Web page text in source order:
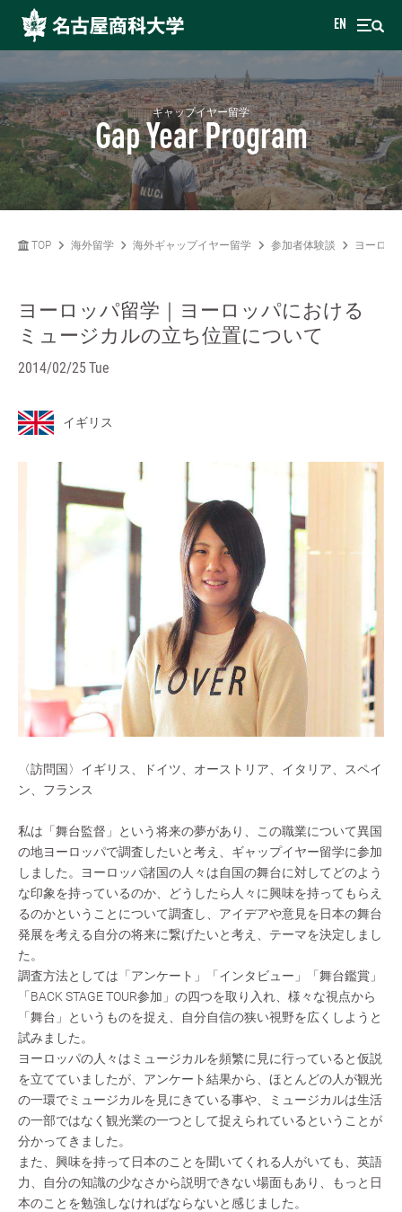
EN
ギャップイヤー留学
Gap Year Program
TOP 海外留学 海外ギャップイヤー留学 参加者体験談 ヨーロッ
ヨーロッパ留学｜ヨーロッパにおける
ミュージカルの立ち位置について
2014/02/25 Tue
イギリス
〈訪問国〉イギリス、ドイツ、オーストリア、イタリア、スペイ
ン、フランス
私は「舞台監督」という将来の夢があり、この職業について異国
の地ヨーロッパで調査したいと考え、ギャップイヤー留学に参加
しました。ヨーロッパ諸国の人々は自国の舞台に対してどのよう
な印象を持っているのか、どうしたら人々に興味を持ってもらえ
るのかということについて調査し、アイデアや意見を日本の舞台
発展を考える自分の将来に繋げたいと考え、テーマを決定しまし
た。
調査方法としては「アンケート」「インタビュー」「舞台鑑賞」
「BACK STAGE TOUR参加」の四つを取り入れ、様々な視点から
「舞台」というものを捉え、自分自信の狭い視野を広くしようと
試みました。
ヨーロッパの人々はミュージカルを頻繁に見に行っていると仮説
を立てていましたが、アンケート結果から、ほとんどの人が観光
の一環でミュージカルを見にきている事や、ミュージカルは生活
の一部ではなく観光業の一つとして捉えられているということが
分かってきました。
また、興味を持って日本のことを聞いてくれる人がいても、英語
力、自分の知識の少なさから説明できない場面もあり、もっと日
本のことを勉強しなければならないと感じました。